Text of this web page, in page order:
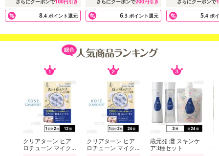
さらにクーポンで 円引き
8.4 ポイント還元
さらにクーポンで 円引き
6.3 ポイント還元
さらにクーポンで
5.4 ポ
クリアターン ヒア
ロチューン マイク
クリアターン ヒア
ロチューン マイク
蔵元発 灘 スキンケ
ア3種セット